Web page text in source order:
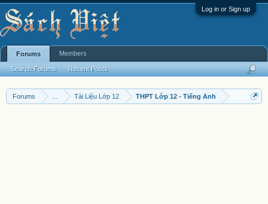
Log in or Sign up
Forums Tài Liệu Lớp 12 THPT Lớp 12 - Tiếng Anh
Forums
Search Forums Recent Posts
Members